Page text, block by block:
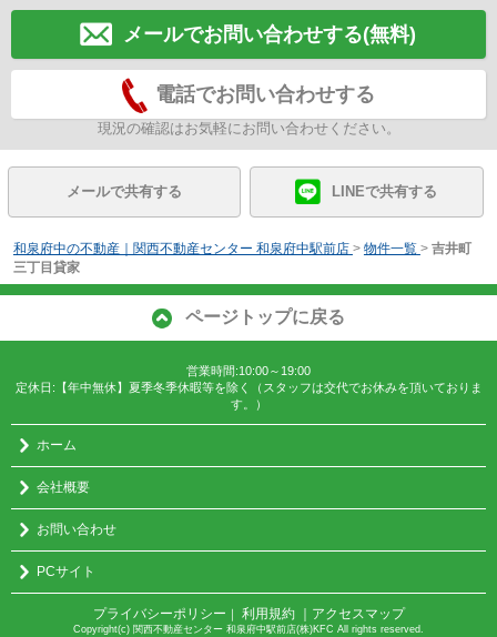
メールでお問い合わせする(無料)
電話でお問い合わせする
現況の確認はお気軽にお問い合わせください。
メールで共有する LINEで共有する
和泉府中の不動産｜関西不動産センター 和泉府中駅前店 > 物件一覧 > 吉井町
三丁目貸家
ページトップに戻る
営業時間:10:00～19:00
定休日:【年中無休】夏季冬季休暇等を除く（スタッフは交代でお休みを頂いておりま
す。）
ホーム
会社概要
お問い合わせ
PCサイト
プライバシーポリシー 利用規約 ｜アクセスマップ
Copyright(c) 関西不動産センター 和泉府中駅前店(株)KFC All rights reserved.